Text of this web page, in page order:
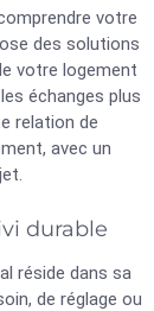
votre
des solutions
votre logement
échanges plus
relation de
avec un
durable
réside dans sa
de réglage ou